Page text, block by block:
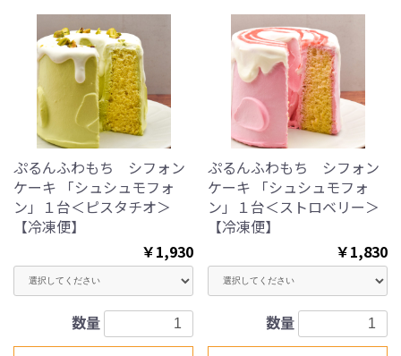
ぷるんふわもち シフォン
ケーキ 「シュシュモフォ
ン」１台＜ピスタチオ＞
【冷凍便】
￥1,930
数量
ぷるんふわもち シフォン
ケーキ 「シュシュモフォ
ン」１台＜ストロベリー＞
【冷凍便】
￥1,830
数量